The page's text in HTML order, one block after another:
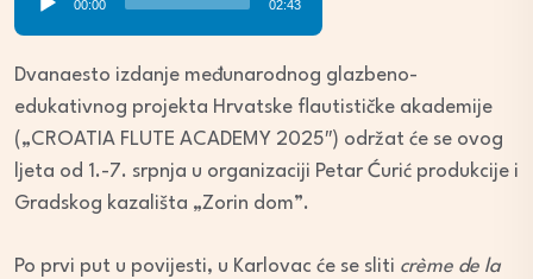
Player
00:00 02:43
Dvanaesto izdanje međunarodnog glazbeno-
edukativnog projekta Hrvatske flautističke akademije
(„CROATIA FLUTE ACADEMY 2025″) održat će se ovog
ljeta od 1.-7. srpnja u organizaciji Petar Ćurić produkcije i
Gradskog kazališta „Zorin dom”.
Po prvi put u povijesti, u Karlovac će se sliti crème de la